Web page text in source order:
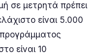
σε μετρητά πρέπει
είναι 5.000
είναι 10